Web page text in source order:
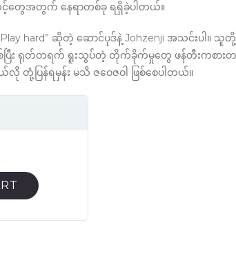
တွေအတွက် နေရာတစ်ခု ရရှိခဲ့ပါတယ်။
hard” ဆိုတဲ့ ဆောင်ပုဒ်နဲ့ Johzenji အသင်းပါ။ သူတို့
ပြီး ရုတ်တရက် ရူးသွပ်တဲ့ တိုက်ခိုက်မှုတွေ ဖန်တီးကစား
တုံ့ပြန်ရမှန်း မသိ ဇဝေဇဝါ ဖြစ်စေပါတယ်။